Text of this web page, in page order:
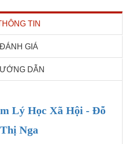
TIN
ĐÁNH GIÁ
DẪN
Lý Học Xã Hội - Đỗ
Thị Nga